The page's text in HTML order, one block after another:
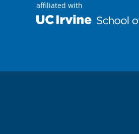
affiliated with